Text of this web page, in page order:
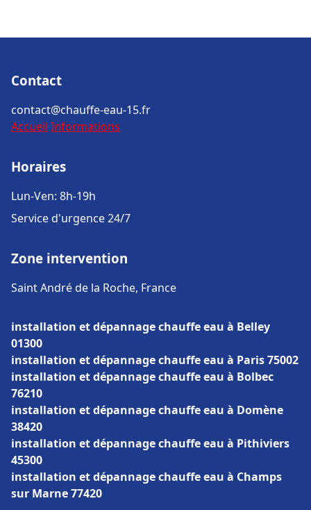
Contact
contact@chauffe-eau-15.fr
Accueil Informations
Horaires
Lun-Ven: 8h-19h
Service d'urgence 24/7
Zone intervention
Saint André de la Roche, France
installation et dépannage chauffe eau à Belley
01300
installation et dépannage chauffe eau à Paris 75002
installation et dépannage chauffe eau à Bolbec
76210
installation et dépannage chauffe eau à Domène
38420
installation et dépannage chauffe eau à Pithiviers
45300
installation et dépannage chauffe eau à Champs
sur Marne 77420